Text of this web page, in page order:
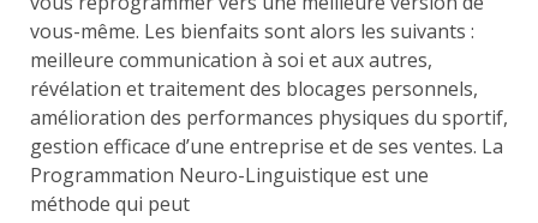
vous-même. Les bienfaits sont alors les suivants :
meilleure communication à soi et aux autres,
révélation et traitement des blocages personnels,
amélioration des performances physiques du sportif,
gestion efficace d’une entreprise et de ses ventes. La
Programmation Neuro-Linguistique est une
méthode qui peut